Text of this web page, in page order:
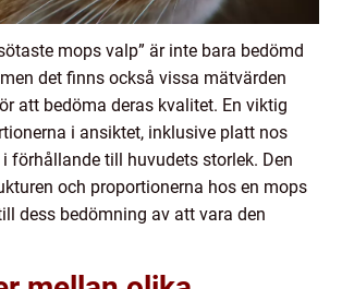
mops valp” är inte bara bedömd
det finns också vissa mätvärden
att bedöma deras kvalitet. En viktig
i ansiktet, inklusive platt nos
förhållande till huvudets storlek. Den
och proportionerna hos en mops
dess bedömning av att vara den